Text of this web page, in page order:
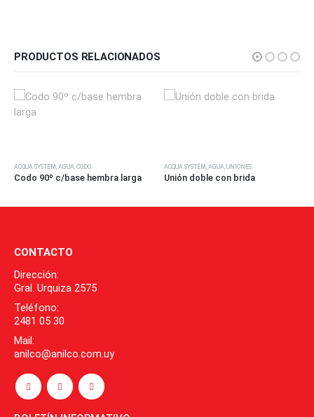
PRODUCTOS RELACIONADOS
Este producto tiene múltiples variantes. Las opciones se pueden elegir en la página de producto
ACQUA SYSTEM AGUA CODO
Codo 90º c/base hembra larga
Este producto tiene múltiples variantes. Las opciones se pueden elegir en la página de producto
ACQUA SYSTEM AGUA UNIONES
Unión doble con brida
CONTACTO
Dirección:
Gral. Urquiza 2575
Teléfono:
2481 05 30
Mail:
anilco@anilco.com.uy